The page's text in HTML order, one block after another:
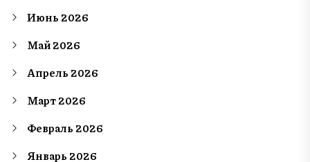
Июнь 2026
Май 2026
Апрель 2026
Март 2026
Февраль 2026
Январь 2026